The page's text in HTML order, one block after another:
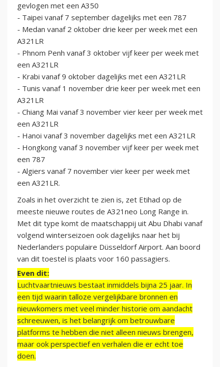
gevlogen met een A350
- Taipei vanaf 7 september dagelijks met een 787
- Medan vanaf 2 oktober drie keer per week met een
A321LR
- Phnom Penh vanaf 3 oktober vijf keer per week met
een A321LR
- Krabi vanaf 9 oktober dagelijks met een A321LR
- Tunis vanaf 1 november drie keer per week met een
A321LR
- Chiang Mai vanaf 3 november vier keer per week met
een A321LR
- Hanoi vanaf 3 november dagelijks met een A321LR
- Hongkong vanaf 3 november vijf keer per week met
een 787
- Algiers vanaf 7 november vier keer per week met
een A321LR.
Zoals in het overzicht te zien is, zet Etihad op de
meeste nieuwe routes de A321neo Long Range in.
Met dit type komt de maatschappij uit Abu Dhabi vanaf
volgend winterseizoen ook dagelijks naar het bij
Nederlanders populaire Düsseldorf Airport. Aan boord
van dit toestel is plaats voor 160 passagiers.
Even dit:
Luchtvaartnieuws bestaat inmiddels bijna 25 jaar. In
een tijd waarin talloze vergelijkbare bronnen en
nieuwkomers met veel minder historie om aandacht
schreeuwen, is het belangrijk om betrouwbare
platforms te hebben die niet alleen nieuws brengen,
maar ook perspectief en verhalen die er echt toe
doen.